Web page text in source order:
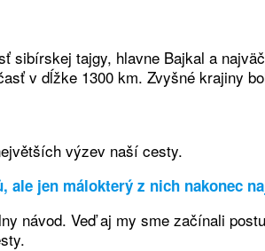
sibírskej tajgy, hlavne Bajkal a
v dĺžke 1300 km. Zvyšné krajiny
výzev naší cesty.
jen málokterý z nich nakonec
návod. Veď aj my sme začínali